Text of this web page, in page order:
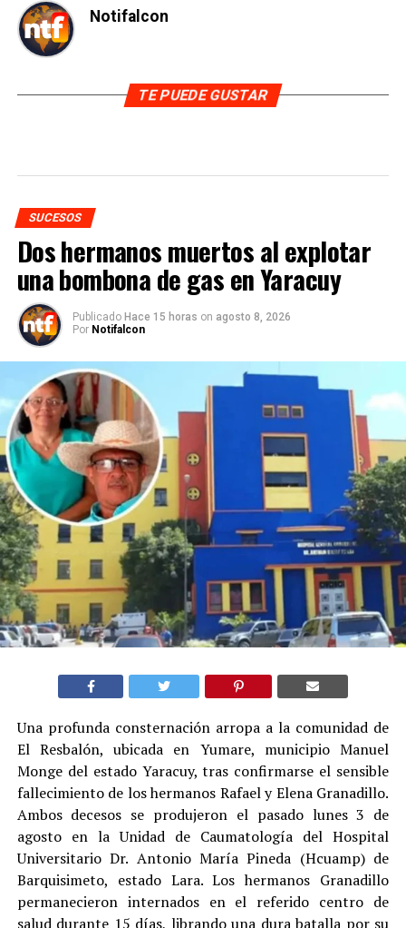
Notifalcon
TE PUEDE GUSTAR
SUCESOS
Dos hermanos muertos al explotar
una bombona de gas en Yaracuy
Publicado Hace 15 horas on agosto 8, 2026
Por Notifalcon
Una profunda consternación arropa a la comunidad de
El Resbalón, ubicada en Yumare, municipio Manuel
Monge del estado Yaracuy, tras confirmarse el sensible
fallecimiento de los hermanos Rafael y Elena Granadillo.
Ambos decesos se produjeron el pasado lunes 3 de
agosto en la Unidad de Caumatología del Hospital
Universitario Dr. Antonio María Pineda (Hcuamp) de
Barquisimeto, estado Lara. Los hermanos Granadillo
permanecieron internados en el referido centro de
salud durante 15 días, librando una dura batalla por su